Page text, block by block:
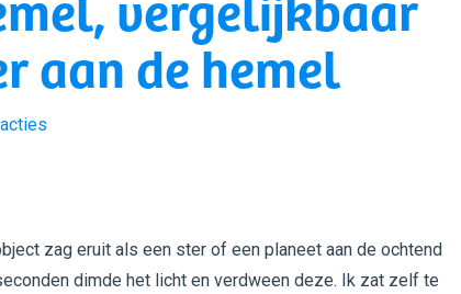
aan de hemel
zag eruit als een ster of een planeet aan de ochtend
dimde het licht en verdween deze. Ik zat zelf te